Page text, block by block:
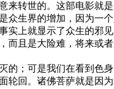
转世的。这部电影就
生界的增加，因为一
上就显示了众生的邪
且是大险难，将来或
；可是我们在看到色身
回。诸佛菩萨就是因